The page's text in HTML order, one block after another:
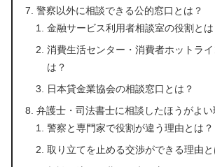
警察以外に相談できる公的窓口とは？
金融サービス利用者相談室の役割とは
消費生活センター・消費者ホットラ
は？
日本貸金業協会の相談窓口とは？
弁護士・司法書士に相談したほうがよい
警察と専門家で役割が違う理由とは？
取り立てを止める交渉ができる理由と